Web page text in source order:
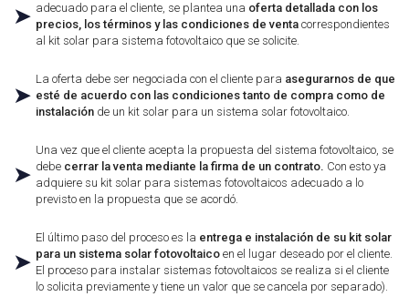
➤ adecuado para el cliente, se plantea una oferta detallada con los
precios, los términos y las condiciones de venta correspondientes
al kit solar para sistema fotovoltaico que se solicite.
➤
La oferta debe ser negociada con el cliente para asegurarnos de que
esté de acuerdo con las condiciones tanto de compra como de
instalación de un kit solar para un sistema solar fotovoltaico.
➤
Una vez que el cliente acepta la propuesta del sistema fotovoltaico, se
debe cerrar la venta mediante la firma de un contrato. Con esto ya
adquiere su kit solar para sistemas fotovoltaicos adecuado a lo
previsto en la propuesta que se acordó.
➤
El último paso del proceso es la entrega e instalación de su kit solar
para un sistema solar fotovoltaicoen el lugar deseado por el cliente.
El proceso para instalar sistemas fotovoltaicos se realiza si el cliente
lo solicita previamente y tiene un valor que se cancela por separado).